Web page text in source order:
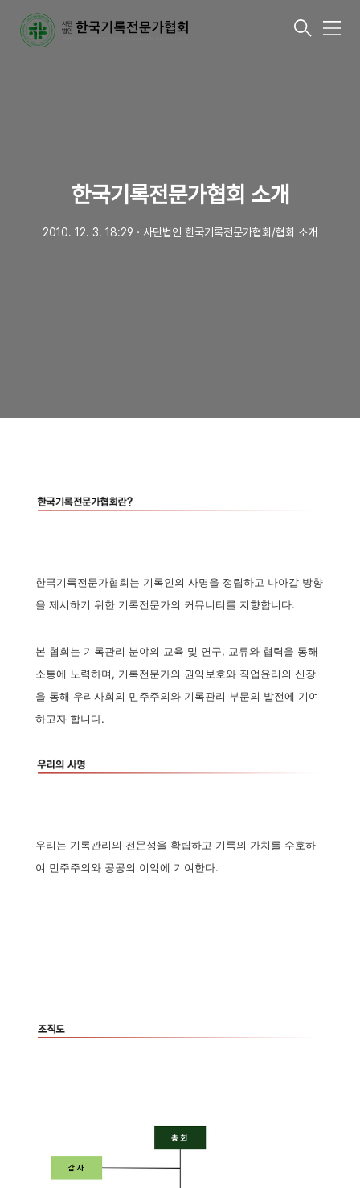
메
한국기록전문가협회 소개
2010. 12. 3. 18:29 ㆍ 사단법인 한국기록전문가협회/협회 소개
한국기록전문가협회는 기록인의 사명을 정립하고 나아갈 방향
을 제시하기 위한 기록전문가의 커뮤니티를 지향합니다.
본 협회는 기록관리 분야의 교육 및 연구, 교류와 협력을 통해
소통에 노력하며, 기록전문가의 권익보호와 직업윤리의 신장
을 통해 우리사회의 민주주의와 기록관리 부문의 발전에 기여
하고자 합니다.
우리는 기록관리의 전문성을 확립하고 기록의 가치를 수호하
여 민주주의와 공공의 이익에 기여한다.